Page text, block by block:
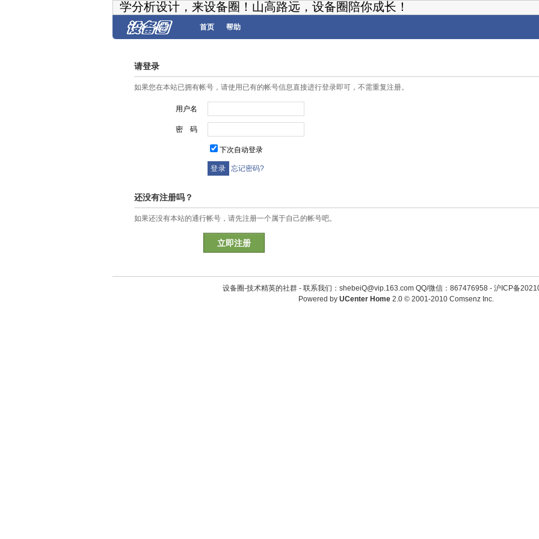
学分析设计，来设备圈！山高路远，设备圈陪你成长！
首页 帮助
请登录
如果您在本站已拥有帐号，请使用已有的帐号信息直接进行登录即可，不需重复注册。
用户名
密 码
下次自动登录
忘记密码?
还没有注册吗？
如果还没有本站的通行帐号，请先注册一个属于自己的帐号吧。
立即注册
设备圈-技术精英的社群 - 联系我们：shebeiQ@vip.163.com QQ/微信：867476958- 沪ICP备
Powered by UCenter Home 2.0© 2001-2010 Comsenz Inc.